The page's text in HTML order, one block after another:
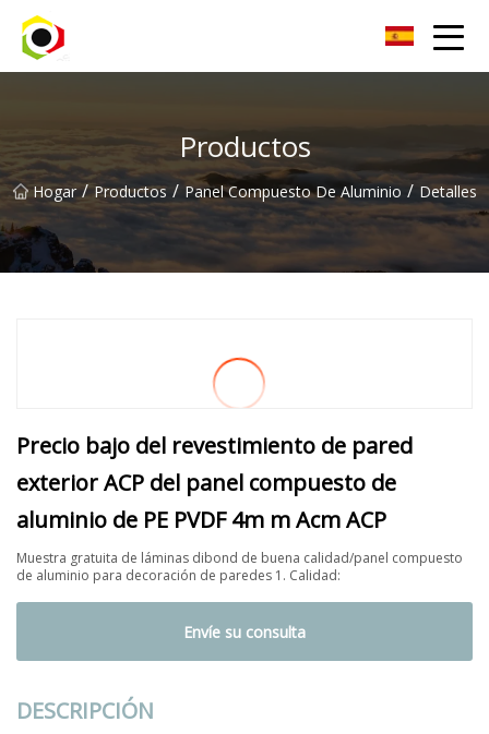
Productos
Hogar / Productos / Panel Compuesto De Aluminio / Detalles
Precio bajo del revestimiento de pared
exterior ACP del panel compuesto de
aluminio de PE PVDF 4m m Acm ACP
Muestra gratuita de láminas dibond de buena calidad/panel compuesto
de aluminio para decoración de paredes 1. Calidad:
Envíe su consulta
DESCRIPCIÓN